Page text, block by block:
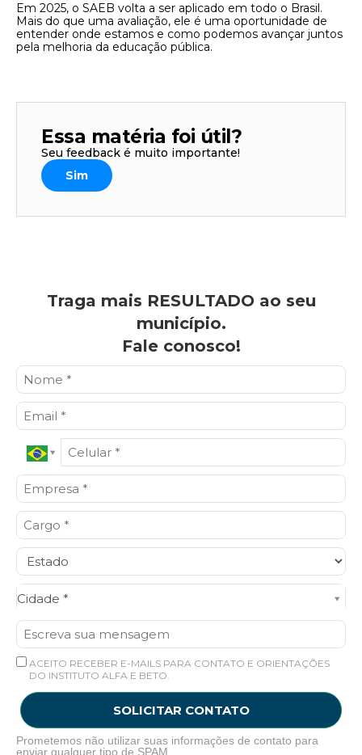
Em 2025, o SAEB volta a ser aplicado em todo o Brasil.
Mais do que uma avaliação, ele é uma oportunidade de
entender onde estamos e como podemos avançar juntos
pela melhoria da educação pública.
Essa matéria foi útil?
Seu feedback é muito importante!
Sim
Traga mais RESULTADO ao seu
município.
Fale conosco!
Cidade *
Cidade*
ACEITO RECEBER E-MAILS PARA CONTATO E ORIENTAÇÕES
DO INSTITUTO ALFA E BETO.
SOLICITAR CONTATO
Prometemos não utilizar suas informações de contato para
enviar qualquer tipo de SPAM.